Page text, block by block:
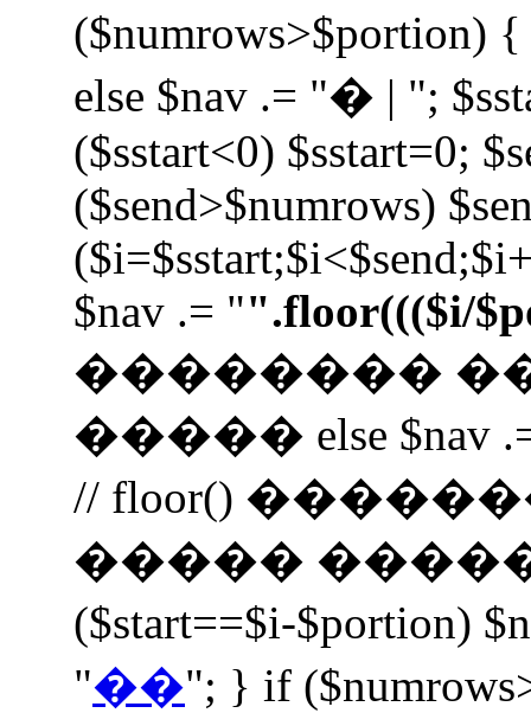
($numrows>$portion)
else $nav .= "� | ";
($sstart<0) $sstart=0;
($send>$numrows)
$nav .= "".floor((($i/
��������
����� else $nav
// floor()
����� �����
($start==$i-$portion)
"��"; } if